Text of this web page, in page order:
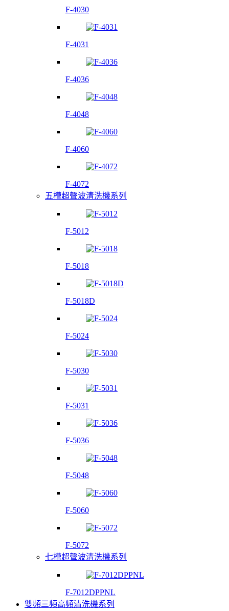
F-4030
F-4031
F-4036
F-4048
F-4060
F-4072
五槽超聲波清洗機系列
F-5012
F-5018
F-5018D
F-5024
F-5030
F-5031
F-5036
F-5048
F-5060
F-5072
七槽超聲波清洗機系列
F-7012DPPNL
雙頻三頻高頻清洗機系列